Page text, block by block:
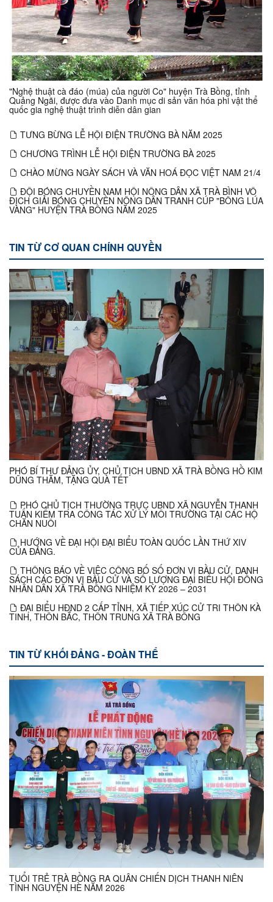
"Nghệ thuật cà đáo (múa) của người Co" huyện Trà Bồng, tỉnh
Quảng Ngãi, được đưa vào Danh mục di sản văn hóa phi vật thể
quốc gia nghệ thuật trình diễn dân gian
TƯNG BỪNG LỄ HỘI ĐIỆN TRƯỜNG BÀ NĂM 2025
CHƯƠNG TRÌNH LỄ HỘI ĐIỆN TRƯỜNG BÀ 2025
CHÀO MỪNG NGÀY SÁCH VÀ VĂN HOÁ ĐỌC VIỆT NAM 21/4
ĐỘI BÓNG CHUYỀN NAM HỘI NÔNG DÂN XÃ TRÀ BÌNH VÔ
ĐỊCH GIẢI BÓNG CHUYỀN NÔNG DÂN TRANH CÚP "BÔNG LÚA
VÀNG" HUYỆN TRÀ BỒNG NĂM 2025
TIN TỪ CƠ QUAN CHÍNH QUYỀN
PHÓ BÍ THƯ ĐẢNG ỦY, CHỦ TỊCH UBND XÃ TRÀ BỒNG HỒ KIM
DŨNG THĂM, TẶNG QUÀ TẾT
PHÓ CHỦ TỊCH THƯỜNG TRỰC UBND XÃ NGUYỄN THANH
TUẤN KIỂM TRA CÔNG TÁC XỬ LÝ MÔI TRƯỜNG TẠI CÁC HỘ
CHĂN NUÔI
HƯỚNG VỀ ĐẠI HỘI ĐẠI BIỂU TOÀN QUỐC LẦN THỨ XIV
CỦA ĐẢNG.
THÔNG BÁO VỀ VIỆC CÔNG BỐ SỐ ĐƠN VỊ BẦU CỬ, DANH
SÁCH CÁC ĐƠN VỊ BẦU CỬ VÀ SỐ LƯỢNG ĐẠI BIỂU HỘI ĐỒNG
NHÂN DÂN XÃ TRÀ BỒNG NHIỆM KỲ 2026 – 2031
ĐẠI BIỂU HĐND 2 CẤP TỈNH, XÃ TIẾP XÚC CỬ TRI THÔN KÀ
TINH, THÔN BẮC, THÔN TRUNG XÃ TRÀ BỒNG
TIN TỪ KHỐI ĐẢNG - ĐOÀN THỂ
TUỔI TRẺ TRÀ BỒNG RA QUÂN CHIẾN DỊCH THANH NIÊN
TÌNH NGUYỆN HÈ NĂM 2026